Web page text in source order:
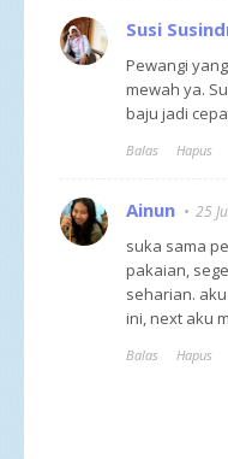
Susi
Pewangi
mewah ya.
baju jadi
Balas Hapus
Ainun 25
suka sama
pakaian,
seharian.
ini, next aku
Balas Hapus